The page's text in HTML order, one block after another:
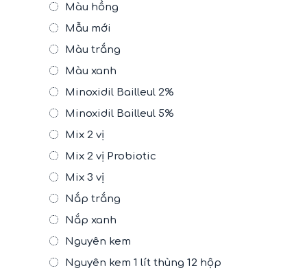
Màu hồng
Mẫu mới
Màu trắng
Màu xanh
Minoxidil Bailleul 2%
Minoxidil Bailleul 5%
Mix 2 vị
Mix 2 vị Probiotic
Mix 3 vị
Nắp trắng
Nắp xanh
Nguyên kem
Nguyên kem 1 lít thùng 12 hộp